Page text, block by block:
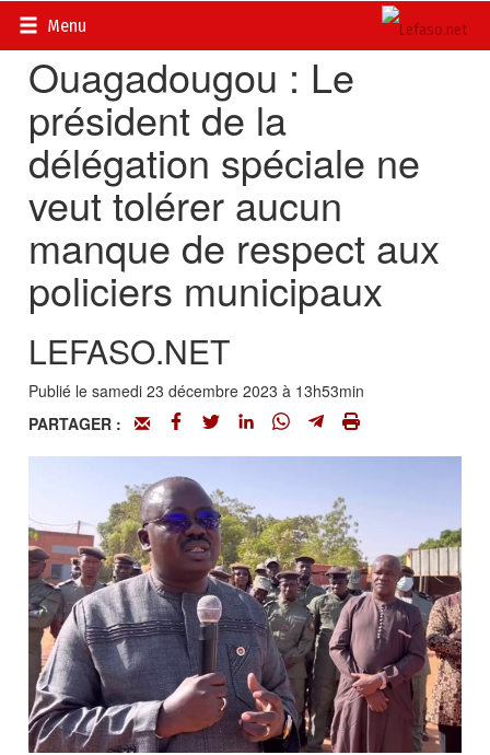
Menu
Accueil>
Ouagadougou : Le
président de la
délégation spéciale ne
veut tolérer aucun
manque de respect aux
policiers municipaux
LEFASO.NET
Publié le samedi 23 décembre 2023 à 13h53min
PARTAGER :